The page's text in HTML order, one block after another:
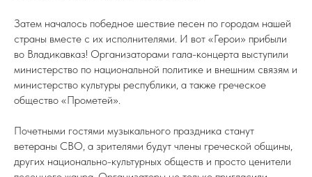
Затем началось победное шествие песен по городам нашей
страны вместе с их исполнителями. И вот «Герои» прибыли
во Владикавказ! Организаторами гала-концерта выступили
министерство по национальной политике и внешним связям и
министерство культуры республики, а также греческое
общество «Прометей».
Почетными гостями музыкального праздника станут
ветераны СВО, а зрителями будут члены греческой общины,
других национально-культурных обществ и просто ценители